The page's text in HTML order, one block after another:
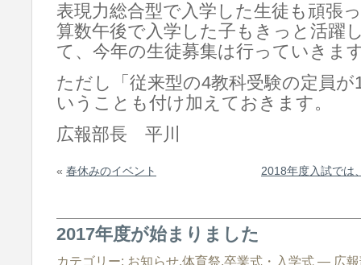
表現力総合型で入学した生徒も頑張
算数午後で入学した子もきっと活躍
て、今年の生徒募集は行っていきま
ただし「従来型の4教科受験の定員
いうことも付け加えておきます。
広報部長 平川
« 春休みのイベント 2018年度入試では
2017年度が始まりました
カテゴリー: お知らせ,体育祭,卒業式・入学式 — 広報